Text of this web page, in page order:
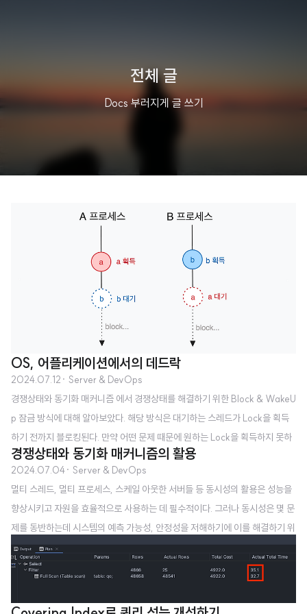
전체 글
Docs 부러지게 글 쓰기
OS, 어플리케이션에서의 데드락
2024.07.12 · Server & DevOps
경쟁상태와 동기화 매커니즘 에서 경쟁상태를 해결하기 위한 Block & WakeU
p 잠금 방식에 대해 알아보았다. 해당 방식은 대기하는 스레드가 Lock을 획득
하기 전까지 블로킹된다. 만약 어떤 문제 때문에 원하는 Lock을 획득하지 못하
고 무한히 대기하게 된다면 어떻게 될까? 어느 상황에서 이러한 문제가 발생할
수 있으며 어떻게 해결할 수 있는지 살펴보자. OS에서의 데드락 개념데드락이
란 두 개 이상의 프로세스(스레드)가 서로가 가진 자원을 기다리며 무한히 대기
하는 상황을 일컫는다. 아래 그림과 같은 상황이다.(여기서 자원이란 파일, 프린
터, CPU, Lock 등 프로세스가 사용가능한 모든 것) A 프로세스와 B 프로세스
각각 a,b 자원을 소유 후 상대가 가지고 있는 자원을 요청한다. 두 자원은..
경쟁상태와 동기화 매커니즘의 활용
2024.07.04· Server & DevOps
멀티 스레드, 멀티 프로세스, 스케일 아웃한 서버들 등 동시성의 활용은 성능을
향상시키고 자원을 효율적으로 사용하는 데 필수적이다. 그러나 동시성은 몇 문
제를 동반하는데 시스템의 예측 가능성, 안정성을 저해하기에 이를 해결하기 위
한 방법들을 잘 알고 활용하는 것이 중요하다. 이번 포스트에서 경쟁상태부터
동기화 매커니즘을 살펴보며 실제 어플리케이션에서는 어떻게 활용되는지 정
리해 보았다. 문제의 시작인 경쟁상태부터 살펴보자. 경쟁상태경쟁상태(Race
Condition)는 스레드나 프로세스가 공유 자원에 동시에 접근하며 발생하는 문